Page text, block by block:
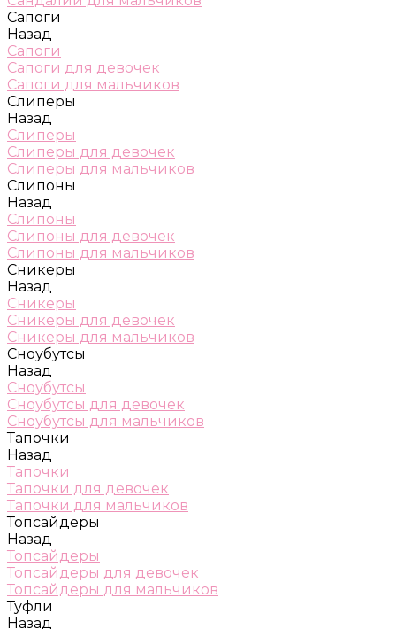
Сапоги
Назад
Сапоги
Сапоги для девочек
Сапоги для мальчиков
Слиперы
Назад
Слиперы
Слиперы для девочек
Слиперы для мальчиков
Слипоны
Назад
Слипоны
Слипоны для девочек
Слипоны для мальчиков
Сникеры
Назад
Сникеры
Сникеры для девочек
Сникеры для мальчиков
Сноубутсы
Назад
Сноубутсы
Сноубутсы для девочек
Сноубутсы для мальчиков
Тапочки
Назад
Тапочки
Тапочки для девочек
Тапочки для мальчиков
Топсайдеры
Назад
Топсайдеры
Топсайдеры для девочек
Топсайдеры для мальчиков
Туфли
Назад